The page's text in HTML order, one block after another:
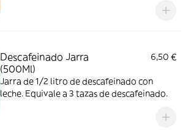
Descafeinado Jarra
(500Ml)
6,50 €
Jarra de 1/2 litro de descafeinado con
leche. Equivale a 3 tazas de descafeinado.